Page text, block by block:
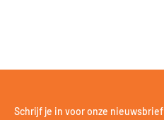
Schrijf je in voor onze nieuwsbrief